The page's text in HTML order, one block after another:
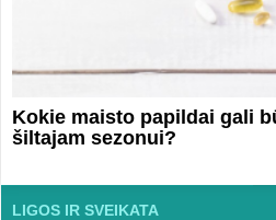
Kokie maisto papildai gali
šiltajam sezonui?
LIGOS IR SVEIKATA